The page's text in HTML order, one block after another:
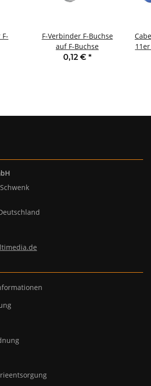
F-Verbinder F-Buchse
auf F-Buchse
0,12 € *